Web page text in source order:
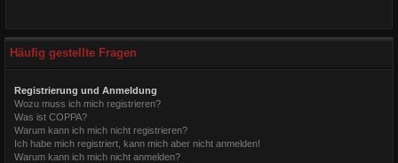
Häufig gestellte Fragen
Registrierung und Anmeldung
Wozu muss ich mich registrieren?
Was ist COPPA?
Warum kann ich mich nicht registrieren?
Ich habe mich registriert, kann mich aber nicht anmelden!
Warum kann ich mich nicht anmelden?